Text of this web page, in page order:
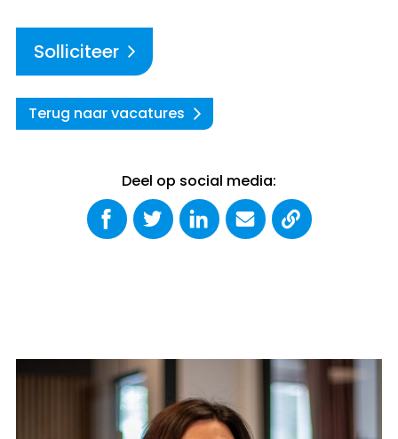
Solliciteer
Terug naar vacatures
Deel op social media: